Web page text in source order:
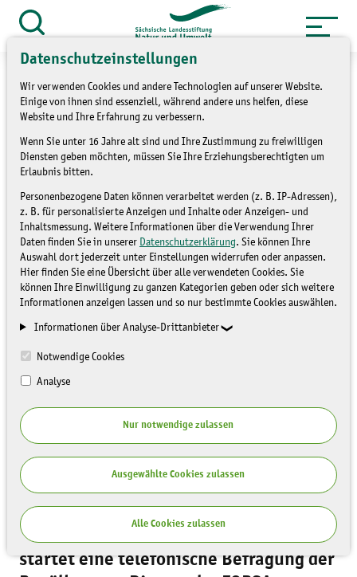
Datenschutzeinstellungen
Wir verwenden Cookies und andere Technologien auf unserer Website.
Einige von ihnen sind essenziell, während andere uns helfen, diese
Website und Ihre Erfahrung zu verbessern.
Wenn Sie unter 16 Jahre alt sind und Ihre Zustimmung zu freiwilligen
Diensten geben möchten, müssen Sie Ihre Erziehungsberechtigten um
Erlaubnis bitten.
Personenbezogene Daten können verarbeitet werden (z. B. IP-Adressen),
z. B. für personalisierte Anzeigen und Inhalte oder Anzeigen- und
Inhaltsmessung. Weitere Informationen über die Verwendung Ihrer
Daten finden Sie in unserer Datenschutzerklärung. Sie können Ihre
Auswahl dort jederzeit unter Einstellungen widerrufen oder anpassen.
Hier finden Sie eine Übersicht über alle verwendeten Cookies. Sie
können Ihre Einwilligung zu ganzen Kategorien geben oder sich weitere
Informationen anzeigen lassen und so nur bestimmte Cookies auswählen.
Informationen über Analyse-Drittanbieter
Notwendige Cookies
Analyse
Nur notwendige zulassen
Ausgewählte Cookies zulassen
Alle Cookies zulassen
Zum
Inhalt
springen
öffnen
Service » Presse und Medien
» Pressemitteilungen
Sagen Sie uns Ihre
Meinung!
PRESSEMITTEILUNGEN
Im Artenschutzprojekt „MARA ‒
Margaritifera Restoration Alliance“
startet eine telefonische Befragung der